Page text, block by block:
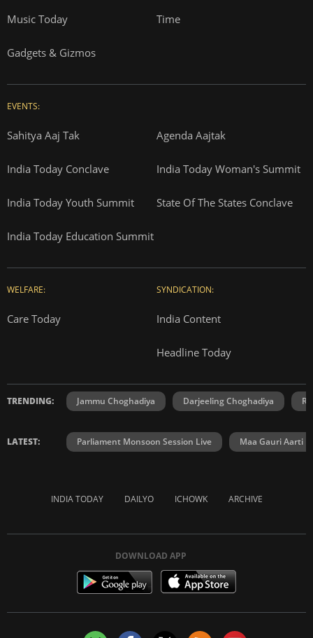
Music Today Time
Gadgets & Gizmos
EVENTS:
Sahitya Aaj Tak Agenda Aajtak
India Today Conclave India Today Woman's Summit
India Today Youth Summit State Of The States Conclave
India Today Education Summit
WELFARE:
Care Today
SYNDICATION:
India Content
Headline Today
TRENDING: Jammu Choghadiya Darjeeling Choghadiya
LATEST: Parliament Monsoon Session Live Maa Gauri Aarti
INDIA TODAY DAILYO ICHOWK ARCHIVE
DOWNLOAD APP